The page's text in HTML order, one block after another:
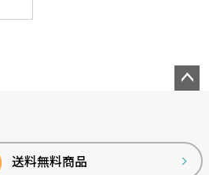
送料無料商品
ップ
へ